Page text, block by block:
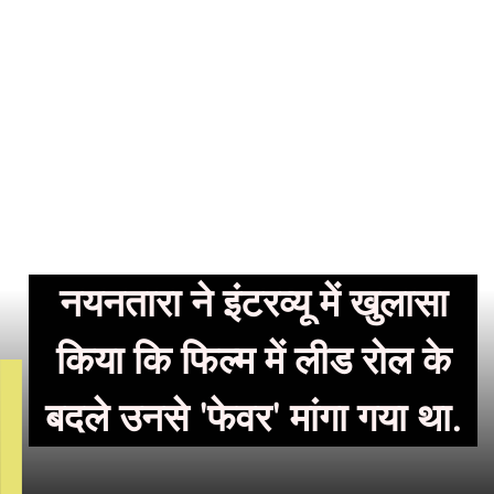
नयनतारा ने इंटरव्यू में खुलासा
किया कि फिल्म में लीड रोल के
बदले उनसे 'फेवर' मांगा गया था.